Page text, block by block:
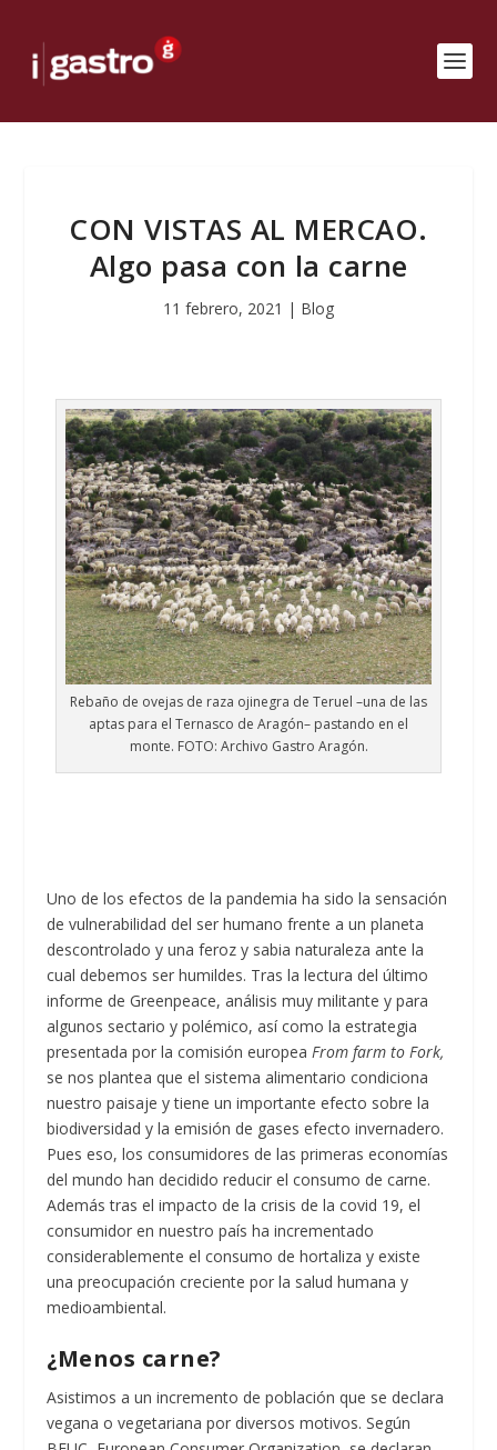
CON VISTAS AL MERCAO.
Algo pasa con la carne
11 febrero, 2021 | Blog
Rebaño de ovejas de raza ojinegra de Teruel –una de las
aptas para el Ternasco de Aragón– pastando en el
monte. FOTO: Archivo Gastro Aragón.
Uno de los efectos de la pandemia ha sido la sensación
de vulnerabilidad del ser humano frente a un planeta
descontrolado y una feroz y sabia naturaleza ante la
cual debemos ser humildes. Tras la lectura del último
informe de Greenpeace, análisis muy militante y para
algunos sectario y polémico, así como la estrategia
presentada por la comisión europea From farm to Fork,
se nos plantea que el sistema alimentario condiciona
nuestro paisaje y tiene un importante efecto sobre la
biodiversidad y la emisión de gases efecto invernadero.
Pues eso, los consumidores de las primeras economías
del mundo han decidido reducir el consumo de carne.
Además tras el impacto de la crisis de la covid 19, el
consumidor en nuestro país ha incrementado
considerablemente el consumo de hortaliza y existe
una preocupación creciente por la salud humana y
medioambiental.
¿Menos carne?
Asistimos a un incremento de población que se declara
vegana o vegetariana por diversos motivos. Según